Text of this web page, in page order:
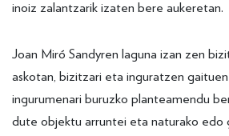
inoiz zalantzarik izaten bere aukeretan.
Joan Miró Sandyren laguna izan zen
askotan, bizitzari eta inguratzen
ingurumenari buruzko planteamendu
dute objektu arruntei eta naturako edo